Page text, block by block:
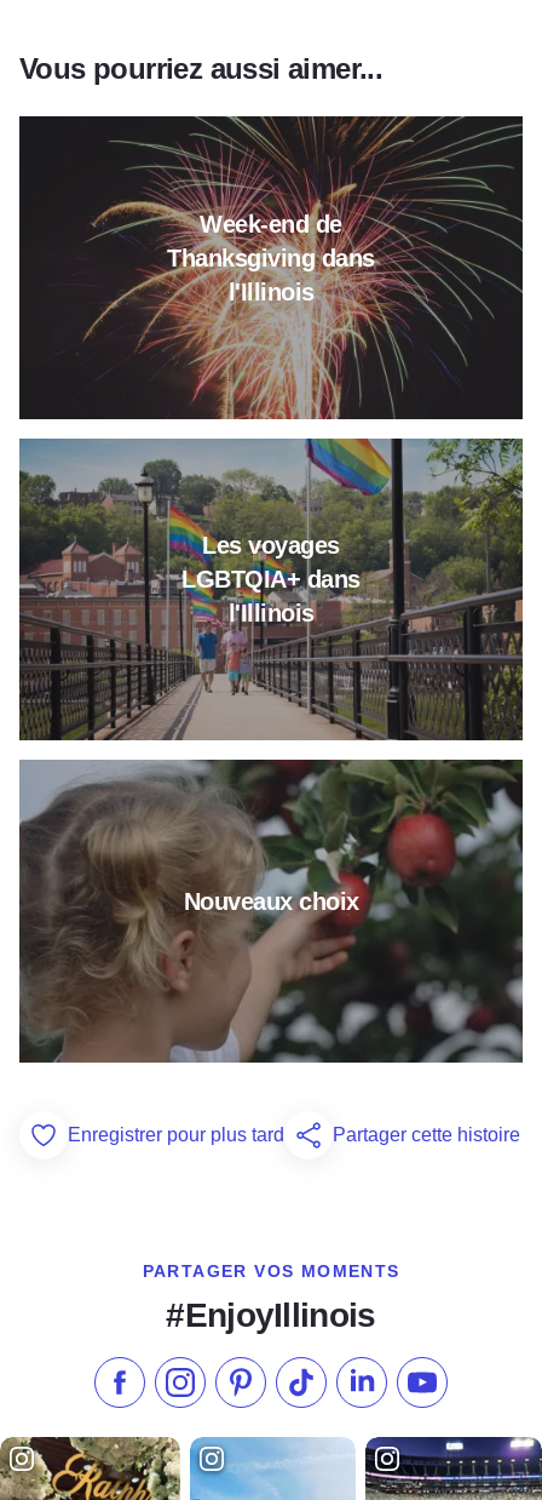
Vous pourriez aussi aimer...
Week-end de
Thanksgiving dans
l'Illinois
En savoir plus sur le week-
Les voyages
LGBTQIA+ dans
l'Illinois
En savoir plus sur Les
Nouveaux choix
Plus d'informations sur Fresh
Add to Favorites
Enregistrer pour plus tard Partager cette histoire
PARTAGER VOS MOMENTS
#EnjoyIllinois
Aimez-nous sur Facebook
Suivez-nous sur Instagram
Consultez notre Pinterest
Suivez-nous sur TikTok
Suivez-nous sur
S'abonner à